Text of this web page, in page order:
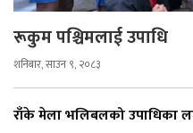
रूकुम पश्चिमलाई उपाधि
शनिबार, साउन ९, २०८३
राँके मेला भलिबलको उपाधिका